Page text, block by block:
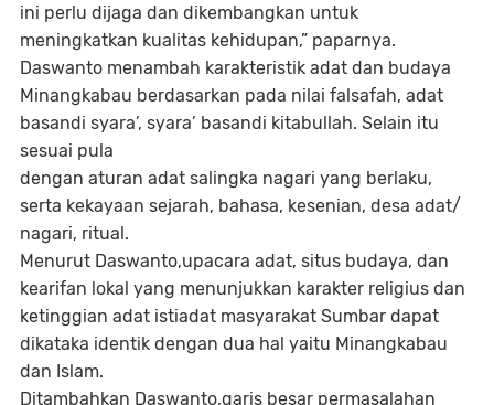
ini perlu dijaga dan dikembangkan untuk
meningkatkan kualitas kehidupan,” paparnya.
Daswanto menambah karakteristik adat dan budaya
Minangkabau berdasarkan pada nilai falsafah, adat
basandi syara’, syara’ basandi kitabullah. Selain itu
sesuai pula
dengan aturan adat salingka nagari yang berlaku,
serta kekayaan sejarah, bahasa, kesenian, desa adat/
nagari, ritual.
Menurut Daswanto,upacara adat, situs budaya, dan
kearifan lokal yang menunjukkan karakter religius dan
ketinggian adat istiadat masyarakat Sumbar dapat
dikataka identik dengan dua hal yaitu Minangkabau
dan Islam.
Ditambahkan Daswanto,garis besar permasalahan